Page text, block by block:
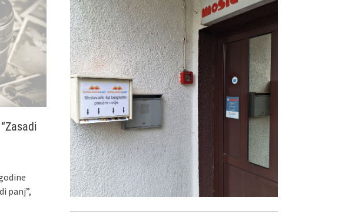
panj”,